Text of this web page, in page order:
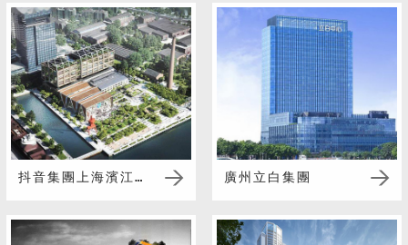
抖音集團上海濱江中心 廣州立白集團